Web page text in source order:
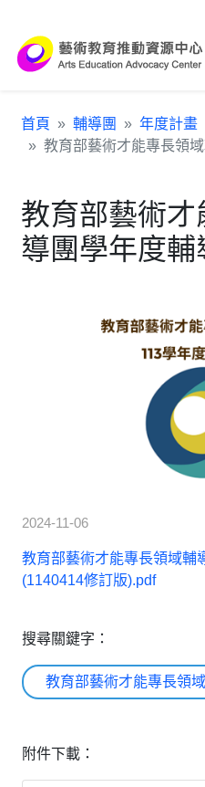
首頁 輔導團
年度計畫
教育部藝術才能專長領
教育部藝術
導團學年度輔
2024-11-06
教育部藝術才能專長領域輔
(1140414修訂版).pdf
搜尋關鍵字：
教育部藝術才能專長領
附件下載：